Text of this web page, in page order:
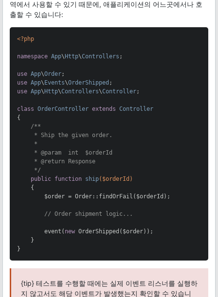
역에서 사용할 수 있기 때문에, 애플리케이션의 어느곳에서나 호
출할 수 있습니다:
<?php
namespace App\Http\Controllers ;
use App\Order
use App\Events\OrderShipped
use App\Http\Controllers\Controller ;
class OrderController extends Controller
{
/**
     * Ship the given order.
     *
     *
@param
  int  $orderId
     *
@return Response
     */
public function ship($orderId)
{
        $order = Order::findOrFail($orderId);
// Order shipment logic...
        event(
new OrderShipped($order));
    }
}
{tip} 테스트를 수행할 때에는 실제 이벤트 리스너를 실행하
지 않고서도 해당 이벤트가 발생했는지 확인할 수 있습니